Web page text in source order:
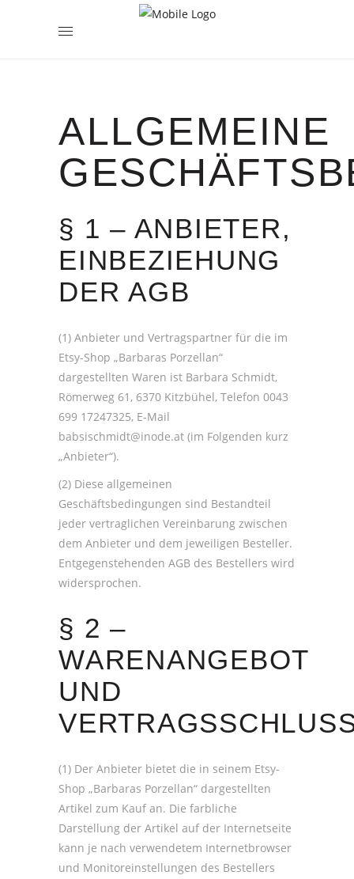
ALLGEMEINE
§ 1 – ANBIETER,
EINBEZIEHUNG
DER AGB
(1) Anbieter und Vertragspartner für die im
Etsy-Shop „Barbaras Porzellan“
dargestellten Waren ist Barbara Schmidt,
Römerweg 61, 6370 Kitzbühel, Telefon 0043
699 17247325, E-Mail
babsischmidt@inode.at (im Folgenden kurz
„Anbieter“).
(2) Diese allgemeinen
Geschäftsbedingungen sind Bestandteil
jeder vertraglichen Vereinbarung zwischen
dem Anbieter und dem jeweiligen Besteller.
Entgegenstehenden AGB des Bestellers wird
widersprochen.
§ 2 –
WARENANGEBOT
UND
(1) Der Anbieter bietet die in seinem Etsy-
Shop „Barbaras Porzellan“ dargestellten
Artikel zum Kauf an. Die farbliche
Darstellung der Artikel auf der Internetseite
kann je nach verwendetem Internetbrowser
und Monitoreinstellungen des Bestellers